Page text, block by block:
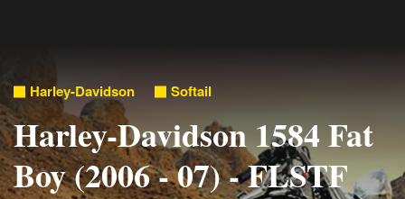
Harley-Davidson Softail
Harley-Davidson 1584 Fat
Boy (2006 - 07) - FLSTF